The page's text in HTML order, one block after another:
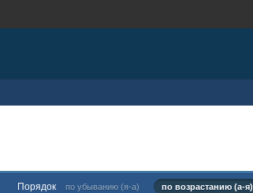
Порядок по убыванию (я-а) по возрастанию (а-я)